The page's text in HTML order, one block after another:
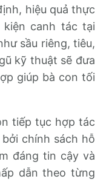
hiệu quả thực
canh tác tại
sầu riêng, tiêu,
kỹ thuật sẽ đưa
giúp bà con tối
tiếp tục hợp tác
chính sách hỗ
đáng tin cậy và
dẫn theo từng